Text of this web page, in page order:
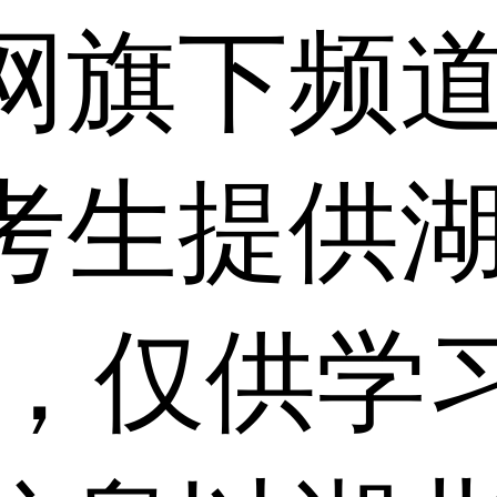
旗下频
生提供
仅供学